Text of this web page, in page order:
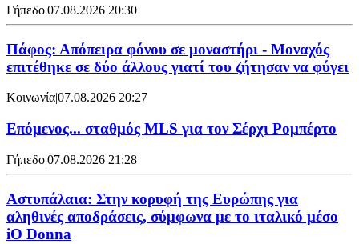
Γήπεδο|07.08.2026 20:30
Πάφος: Απόπειρα φόνου σε μοναστήρι - Μοναχός
επιτέθηκε σε δύο άλλους γιατί του ζήτησαν να φύγει
Κοινωνία|07.08.2026 20:27
Επόμενος... σταθμός MLS για τον Σέρχι Ρομπέρτο
Γήπεδο|07.08.2026 21:28
Αστυπάλαια: Στην κορυφή της Ευρώπης για
αληθινές αποδράσεις, σύμφωνα με το ιταλικό μέσο
iO Donna